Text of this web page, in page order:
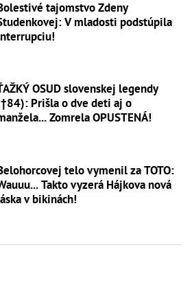
tajomstvo Zdeny
V mladosti podstúpila
OSUD slovenskej legendy
Prišla o dve deti aj o
Zomrela OPUSTENÁ!
telo vymenil za TOTO:
Takto vyzerá Hájkova nová
v bikinách!